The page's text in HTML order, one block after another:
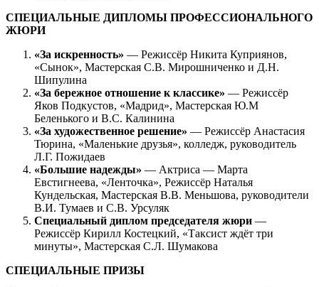
СПЕЦИАЛЬНЫЕ ДИПЛОМЫ ПРОФЕССИОНАЛЬНОГО
ЖЮРИ
«За искренность» — Режиссёр Никита Куприянов,
«Сынок», Мастерская С.В. Мирошниченко и Д.Н.
Шипулина
«За бережное отношение к классике» — Режиссёр
Яков Подкустов, «Мадрид», Мастерская Ю.М
Беленького и В.С. Калинина
«За художественное решение» — Режиссёр Анастасия
Тюрина, «Маленькие друзья», колледж, руководитель
Л.Г. Пожидаев
«Большие надежды» — Актриса — Марта
Евстигнеева, «Ленточка», Режиссёр Наталья
Кундельская, Мастерская В.В. Меньшова, руководители
В.И. Тумаев и С.В. Урсуляк
Специальный диплом председателя жюри —
Режиссёр Кирилл Костецкий, «Таксист ждёт три
минуты», Мастерская С.Л. Шумакова
СПЕЦИАЛЬНЫЕ ПРИЗЫ